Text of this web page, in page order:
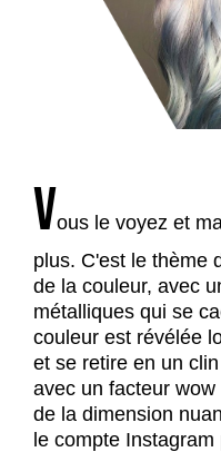
Vous le voyez et
plus. C'est le thème
de la couleur, avec
métalliques qui se
couleur est révélée
et se retire en un
avec un facteur
de la dimension
le compte Instagram